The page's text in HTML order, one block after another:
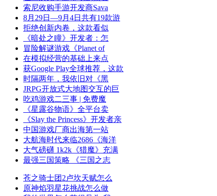
索尼收购手游开发商Sava
8月29日—9月4日共有19款游
拒绝创新内卷，这款看似
《暗处之瞳》开发者：怎
冒险解谜游戏《Planet of
在模拟经营的基础上来点
获Google Play全球推荐，这款
时隔两年，我依旧对《黑
JRPG开放式大地图交互的巨
吃鸡游戏二三事 | 免费魔
《星露谷物语》全平台卖
《Slay the Princess》开发者亲
中国游戏厂商出海第一站
大航海时代来临2686《海洋
大气磅礴 1k2k《猎魔》充满
最强三国策略 《三国之志
苍之骑士团2卢坎天赋怎么
原神焰羽星花挑战怎么做